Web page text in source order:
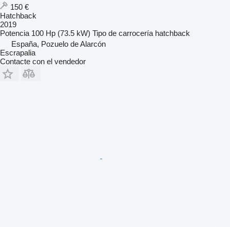
150 €
Hatchback
2019
Potencia 100 Hp (73.5 kW) Tipo de carrocería hatchback
España, Pozuelo de Alarcón
Escrapalia
Contacte con el vendedor